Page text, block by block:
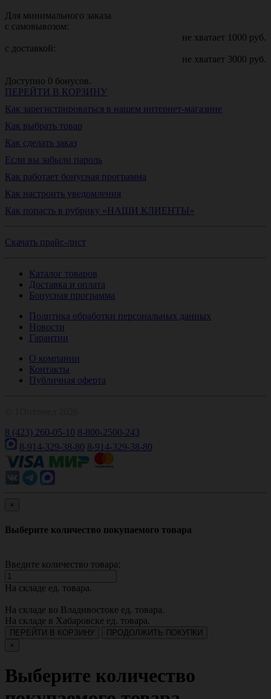
Для минимального заказа
с самовывозом:
не хватает 1000 руб.
с доставкой:
не хватает 3000 руб.
Доступно 0 бонусов.
ПЕРЕЙТИ В КОРЗИНУ
Как зарегистрироваться в нашем интернет-магазине
Как выбрать товар
Как сделать заказ
Если вы забыли пароль
Как работает бонусная программа
Как настроить уведомления
Как попасть в рубрику «НАШИ КЛИЕНТЫ»
Скачать прайс-лист
Каталог товаров
Доставка и оплата
Бонусная программа
Политика обработки персональных данных
Новости
Гарантии
О компании
Контакты
Публичная оферта
8 (423) 260-05-10 8-800-2500-243
8-914-329-38-80 8-914-329-38-80
×
Выберите количество покупаемого товара
Введите количество товара:
На складе ед. товара.
На складе во Владивостоке ед. товара.
На складе в Хабаровске ед. товара.
ПЕРЕЙТИ В КОРЗИНУ
ПРОДОЛЖИТЬ ПОКУПКИ
×
Выберите количество